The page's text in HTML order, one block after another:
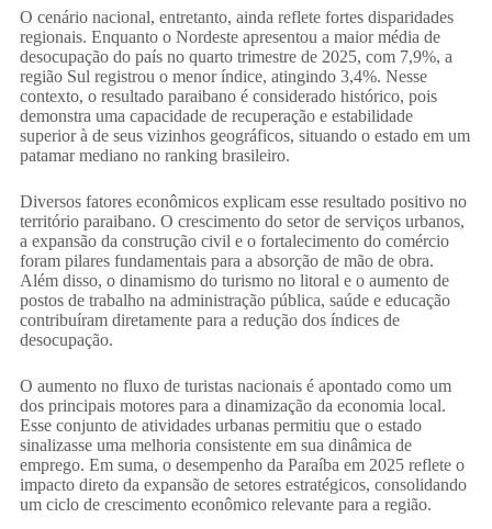
​O cenário nacional, entretanto, ainda reflete fortes disparidades
regionais. Enquanto o Nordeste apresentou a maior média de
desocupação do país no quarto trimestre de 2025, com 7,9%, a
região Sul registrou o menor índice, atingindo 3,4%. Nesse
contexto, o resultado paraibano é considerado histórico, pois
demonstra uma capacidade de recuperação e estabilidade
superior à de seus vizinhos geográficos, situando o estado em um
patamar mediano no ranking brasileiro.
​Diversos fatores econômicos explicam esse resultado positivo no
território paraibano. O crescimento do setor de serviços urbanos,
a expansão da construção civil e o fortalecimento do comércio
foram pilares fundamentais para a absorção de mão de obra.
Além disso, o dinamismo do turismo no litoral e o aumento de
postos de trabalho na administração pública, saúde e educação
contribuíram diretamente para a redução dos índices de
desocupação.
​O aumento no fluxo de turistas nacionais é apontado como um
dos principais motores para a dinamização da economia local.
Esse conjunto de atividades urbanas permitiu que o estado
sinalizasse uma melhoria consistente em sua dinâmica de
emprego. Em suma, o desempenho da Paraíba em 2025 reflete o
impacto direto da expansão de setores estratégicos, consolidando
um ciclo de crescimento econômico relevante para a região.